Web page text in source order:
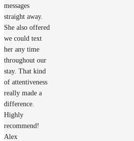
messages
straight away.
She also offered
we could text
her any time
throughout our
stay. That kind
of attentiveness
really made a
difference.
Highly
recommend!
Alex